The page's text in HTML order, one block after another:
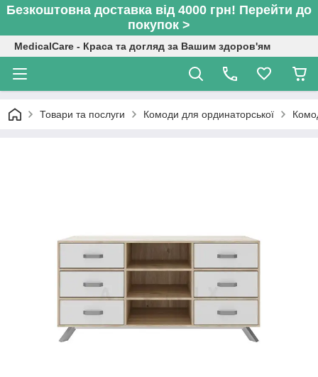
Безкоштовна доставка від 4000 грн! Перейти до
покупок >
MedicalCare - Краса та догляд за Вашим здоров'ям
Товари та послуги Комоди для ординаторської